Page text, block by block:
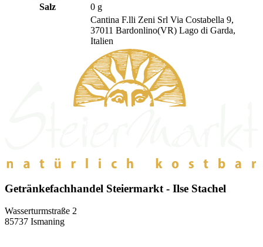
Salz
0 g
Cantina F.lli Zeni Srl Via Costabella 9,
37011 Bardonlino(VR) Lago di Garda,
Italien
Getränkefachhandel Steiermarkt - Ilse Stachel
Wasserturmstraße 2
85737 Ismaning